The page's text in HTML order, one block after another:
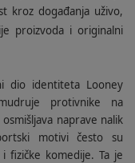
kroz događanja uživo,
proizvoda i originalni
dio identiteta Looney
protivnike na
naprave nalik
motivi često su
fizičke komedije. Ta je